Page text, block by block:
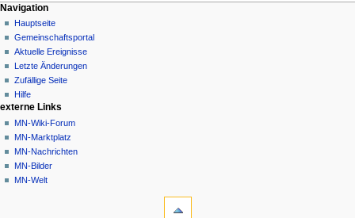
Navigationsmenü
Seitenaktionen
Seite
Diskussion
Lesen
Quelltext
anzeigen
Versionsgeschichte
Meine Werkzeuge
Nicht
angemeldet
Diskussionsseite
Beiträge
Anmelden
Navigation
Hauptseite
Gemeinschafts­portal
Aktuelle Ereignisse
Letzte Änderungen
Zufällige Seite
Hilfe
externe Links
MN-Wiki-Forum
MN-Marktplatz
MN-Nachrichten
MN-Bilder
MN-Welt